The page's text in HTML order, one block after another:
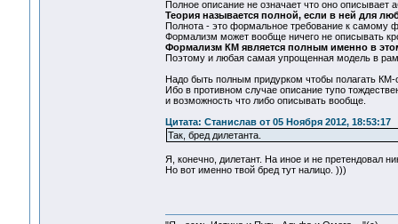
Полное описание не означает что оно описывает
Теория называется полной, если в ней для
Полнота - это формальное требование к самому
Формализм может вообще ничего не описывать
Формализм КМ является полным именно в
Поэтому и любая самая упрощенная модель в
Надо быть полным придурком чтобы полагать
Ибо в противном случае описание тупо
и возможность что либо описывать вообще.
Цитата: Станислав от 05 Ноября 2012, 18:53:17
Так, бред дилетанта.
Я, конечно, дилетант. На иное и не претендовал
Но вот именно твой бред тут налицо. )))